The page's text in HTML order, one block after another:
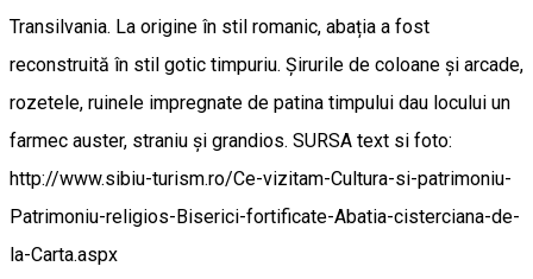
Transilvania. La origine în stil romanic, abația a fost
reconstruită în stil gotic timpuriu. Șirurile de coloane și arcade,
rozetele, ruinele impregnate de patina timpului dau locului un
farmec auster, straniu și grandios. SURSA text si foto:
http://www.sibiu-turism.ro/Ce-vizitam-Cultura-si-patrimoniu-
Patrimoniu-religios-Biserici-fortificate-Abatia-cisterciana-de-
la-Carta.aspx